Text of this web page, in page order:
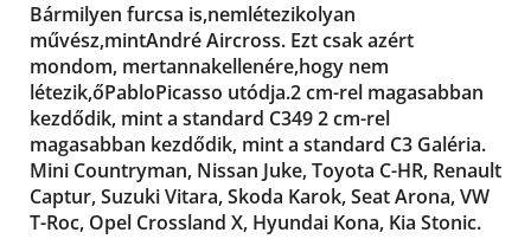
Bármilyen furcsa is,nemlétezikolyan
művész,mintAndré Aircross. Ezt csak azért
mondom, mertannakellenére,hogy nem
létezik,őPabloPicasso utódja.2 cm-rel magasabban
kezdődik, mint a standard C349 2 cm-rel
magasabban kezdődik, mint a standard C3 Galéria.
Mini Countryman, Nissan Juke, Toyota C-HR, Renault
Captur, Suzuki Vitara, Skoda Karok, Seat Arona, VW
T-Roc, Opel Crossland X, Hyundai Kona, Kia Stonic.